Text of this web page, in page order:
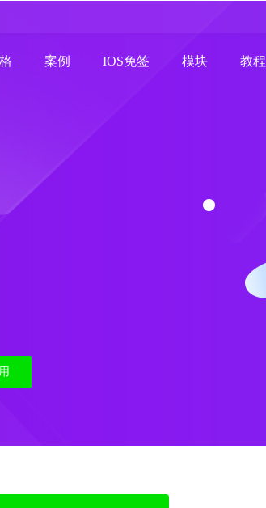
案例 IOS免签 模块 教程